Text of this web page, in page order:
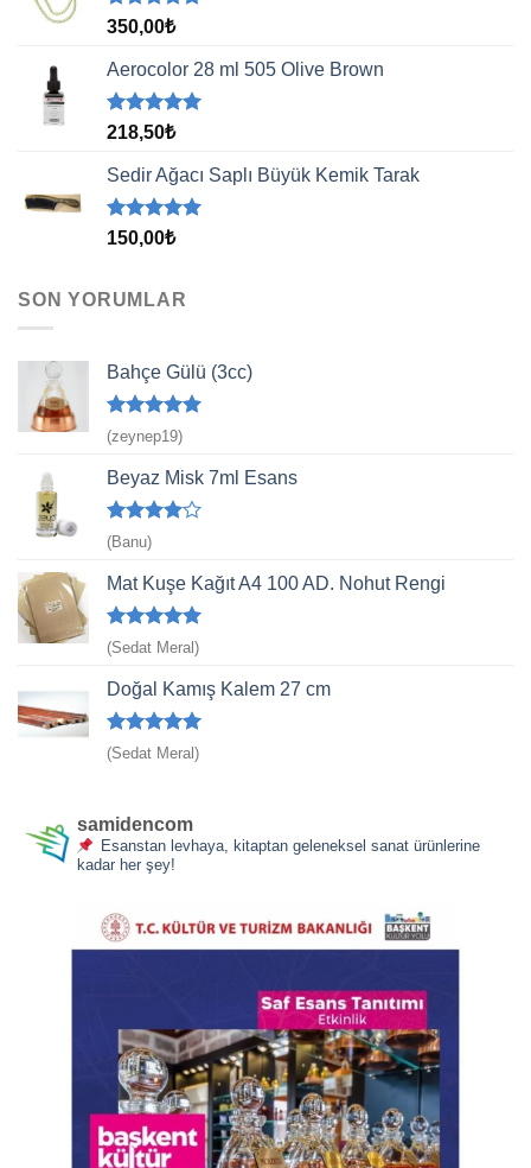
5 üzerinden
aldı
350,00₺
Aerocolor 28 ml 505 Olive Brown
5 üzerinden
aldı
218,50₺
Sedir Ağacı Saplı Büyük Kemik Tarak
5 üzerinden
150,00₺
SON YORUMLAR
Bahçe Gülü (3cc)
5 üzerinden
5
oy aldı
(zeynep19)
Beyaz Misk 7ml Esans
5
üzerinden
4oy aldı
(Banu)
Mat Kuşe Kağıt A4 100 AD. Nohut Rengi
5 üzerinden
5
(Sedat Meral)
Doğal Kamış Kalem 27 cm
5 üzerinden
5
(Sedat Meral)
samidencom
Esanstan levhaya, kitaptan geleneksel sanat ürünlerine
kadar her şey!